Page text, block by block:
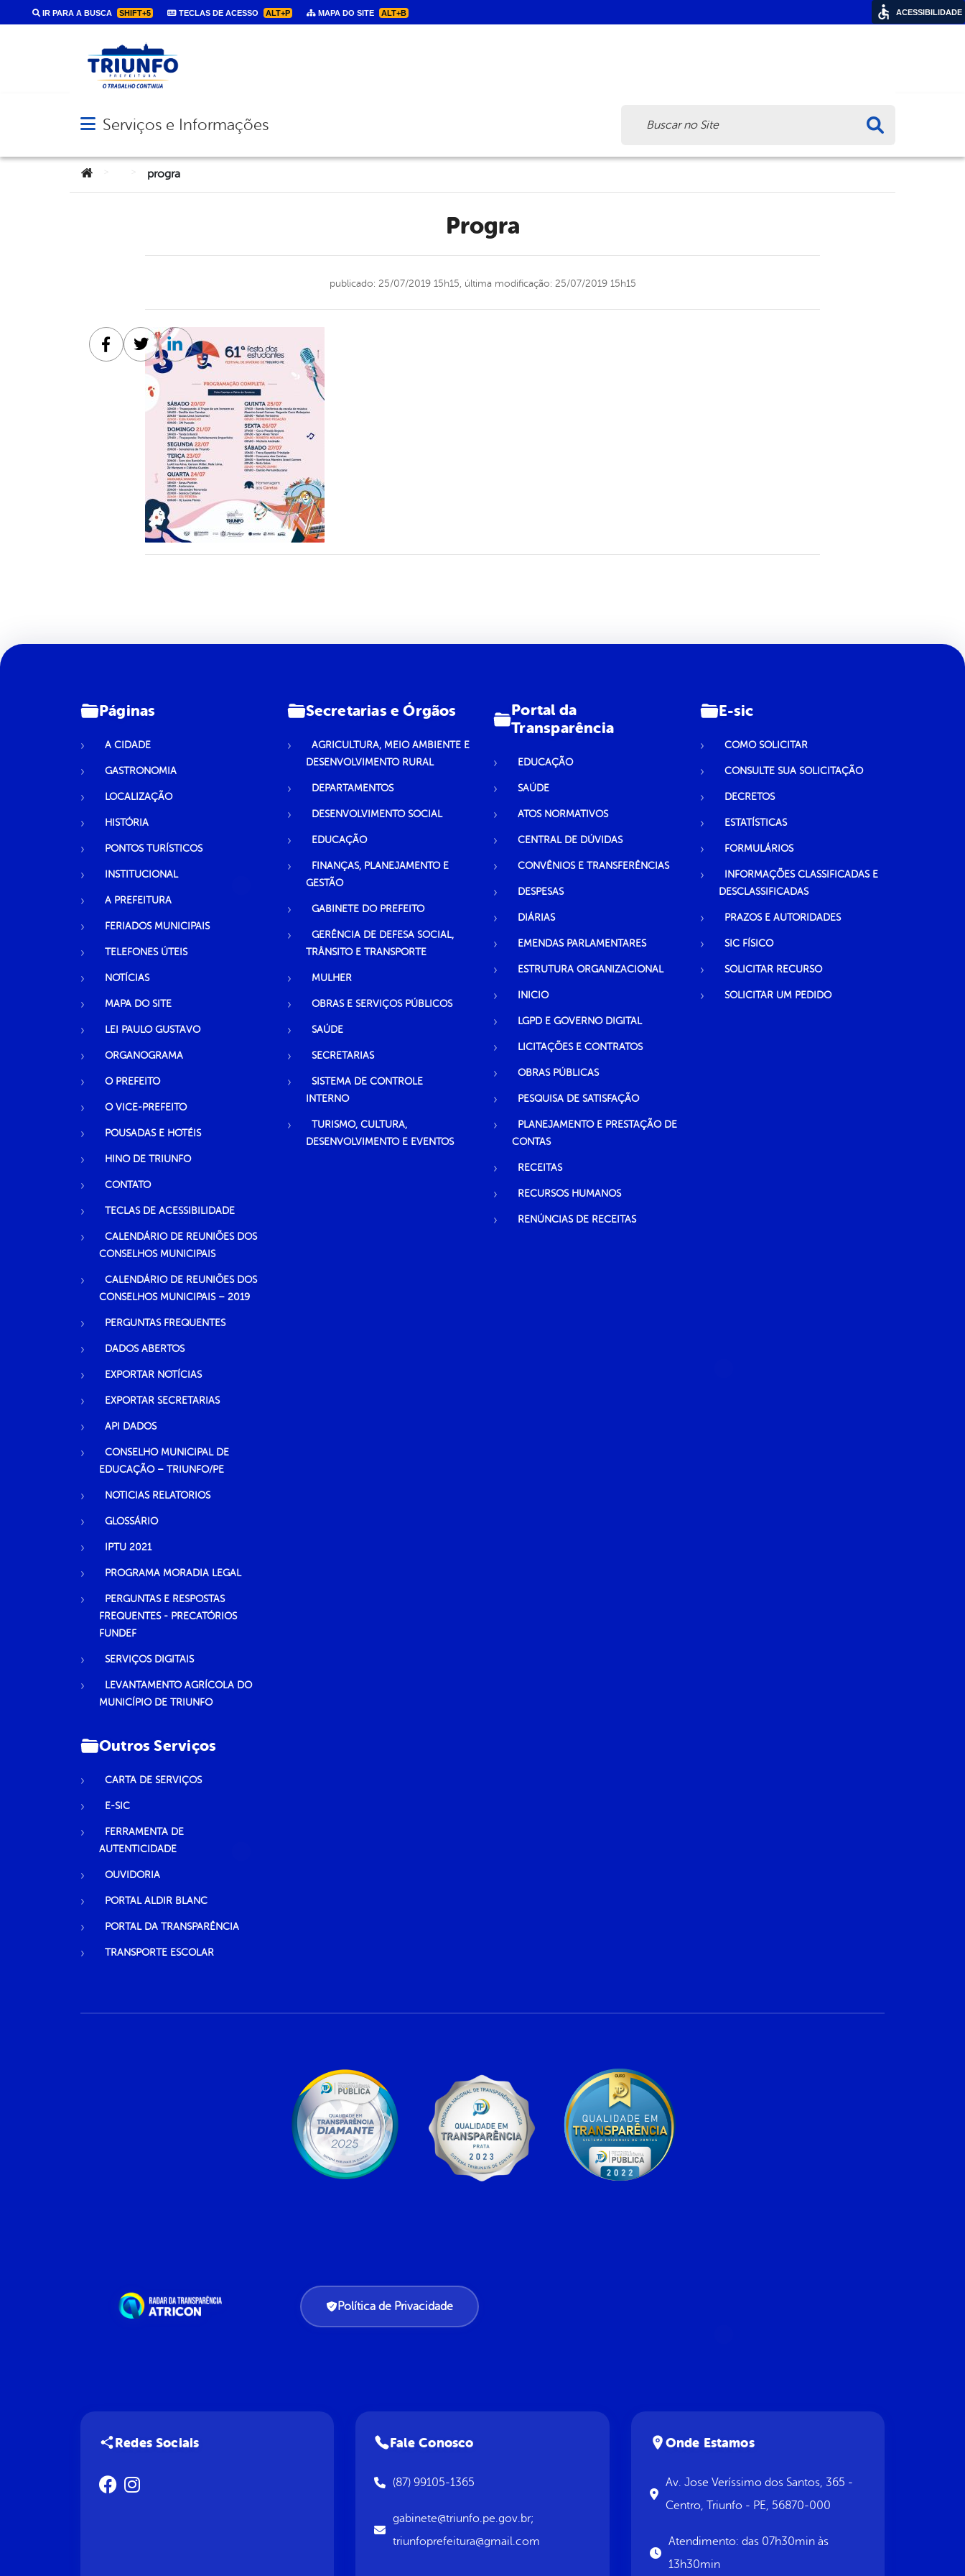
IR PARA A BUSCA SHIFT+5 TECLAS DE ACESSO ALT+P MAPA DO SITE ALT+B
Abrir menu principal de navegação
Serviços e Informações
Você está aqui:progra
progra
publicado: 25/07/2019 15h15, última modificação: 25/07/2019 15h15
Facebook
TwitterLinkedin
Páginas
A CIDADE
GASTRONOMIA
LOCALIZAÇÃO
HISTÓRIA
PONTOS TURÍSTICOS
INSTITUCIONAL
A PREFEITURA
FERIADOS MUNICIPAIS
TELEFONES ÚTEIS
NOTÍCIAS
MAPA DO SITE
LEI PAULO GUSTAVO
ORGANOGRAMA
O PREFEITO
O VICE-PREFEITO
POUSADAS E HOTÉIS
HINO DE TRIUNFO
CONTATO
TECLAS DE ACESSIBILIDADE
CALENDÁRIO DE REUNIÕES DOS
CONSELHOS MUNICIPAIS
CALENDÁRIO DE REUNIÕES DOS
CONSELHOS MUNICIPAIS – 2019
PERGUNTAS FREQUENTES
DADOS ABERTOS
EXPORTAR NOTÍCIAS
EXPORTAR SECRETARIAS
API DADOS
CONSELHO MUNICIPAL DE
EDUCAÇÃO – TRIUNFO/PE
NOTICIAS RELATORIOS
GLOSSÁRIO
IPTU 2021
PROGRAMA MORADIA LEGAL
PERGUNTAS E RESPOSTAS
FREQUENTES - PRECATÓRIOS
FUNDEF
SERVIÇOS DIGITAIS
LEVANTAMENTO AGRÍCOLA DO
MUNICÍPIO DE TRIUNFO
Secretarias e Órgãos
AGRICULTURA, MEIO AMBIENTE E
DESENVOLVIMENTO RURAL
DEPARTAMENTOS
DESENVOLVIMENTO SOCIAL
EDUCAÇÃO
FINANÇAS, PLANEJAMENTO E
GESTÃO
GABINETE DO PREFEITO
GERÊNCIA DE DEFESA SOCIAL,
TRÂNSITO E TRANSPORTE
MULHER
OBRAS E SERVIÇOS PÚBLICOS
SAÚDE
SECRETARIAS
SISTEMA DE CONTROLE
INTERNO
TURISMO, CULTURA,
DESENVOLVIMENTO E EVENTOS
Portal da
Transparência
EDUCAÇÃO
SAÚDE
ATOS NORMATIVOS
CENTRAL DE DÚVIDAS
CONVÊNIOS E TRANSFERÊNCIAS
DESPESAS
DIÁRIAS
EMENDAS PARLAMENTARES
ESTRUTURA ORGANIZACIONAL
INICIO
LGPD E GOVERNO DIGITAL
LICITAÇÕES E CONTRATOS
OBRAS PÚBLICAS
PESQUISA DE SATISFAÇÃO
PLANEJAMENTO E PRESTAÇÃO DE
CONTAS
RECEITAS
RECURSOS HUMANOS
RENÚNCIAS DE RECEITAS
E-sic
COMO SOLICITAR
CONSULTE SUA SOLICITAÇÃO
DECRETOS
ESTATÍSTICAS
FORMULÁRIOS
INFORMAÇÕES CLASSIFICADAS E
DESCLASSIFICADAS
PRAZOS E AUTORIDADES
SIC FÍSICO
SOLICITAR RECURSO
SOLICITAR UM PEDIDO
Outros Serviços
CARTA DE SERVIÇOS
E-SIC
FERRAMENTA DE
AUTENTICIDADE
OUVIDORIA
PORTAL ALDIR BLANC
PORTAL DA TRANSPARÊNCIA
TRANSPORTE ESCOLAR
Política de Privacidade
Redes Sociais Fale Conosco
(87) 99105-1365
gabinete@triunfo.pe.gov.br;
triunfoprefeitura@gmail.com
Onde Estamos
Av. Jose Veríssimo dos Santos, 365 -
Centro, Triunfo - PE, 56870-000
Atendimento: das 07h30min às
13h30min
ACESSIBILIDADE